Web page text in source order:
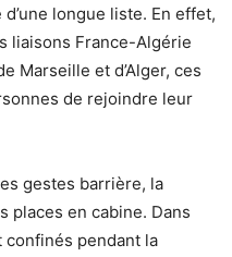
longue liste. En effet,
liaisons France-Algérie
Marseille et d’Alger, ces
de rejoindre leur
gestes barrière, la
places en cabine. Dans
pendant la